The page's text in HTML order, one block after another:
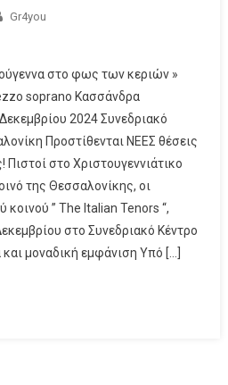
Gr4you
στο φως των κεριών »
soprano Κασσάνδρα
2024 Συνεδριακό
Προστίθενται ΝΕΕΣ θέσεις
στο Χριστουγεννιάτικο
της Θεσσαλονίκης, οι
κοινού ” The Italian Tenors “,
στο Συνεδριακό Κέντρο
και μοναδική εμφάνιση Υπό […]